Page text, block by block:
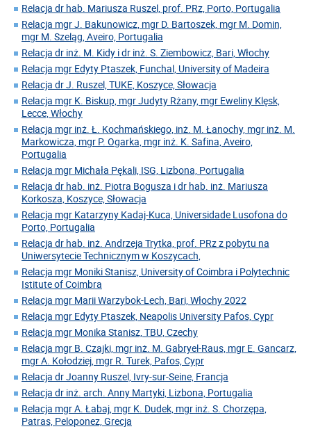
Relacja dr hab. Mariusza Ruszel, prof. PRz, Porto, Portugalia
Relacja mgr J. Bakunowicz, mgr D. Bartoszek, mgr M. Domin,
mgr M. Szeląg, Aveiro, Portugalia
Relacja dr inż. M. Kidy i dr inż. S. Ziembowicz, Bari, Włochy
Relacja mgr Edyty Ptaszek, Funchal, University of Madeira
Relacja dr J. Ruszel, TUKE, Koszyce, Słowacja
Relacja mgr K. Biskup, mgr Judyty Rżany, mgr Eweliny Klęsk,
Lecce, Włochy
Relacja mgr inż. Ł. Kochmańskiego, inż. M. Łanochy, mgr inż. M.
Markowicza, mgr P. Ogarka, mgr inż. K. Safina, Aveiro,
Portugalia
Relacja mgr Michała Pękali, ISG, Lizbona, Portugalia
Relacja dr hab. inż. Piotra Bogusza i dr hab. inż. Mariusza
Korkosza, Koszyce, Słowacja
Relacja mgr Katarzyny Kadaj-Kuca, Universidade Lusofona do
Porto, Portugalia
Relacja dr hab. inż. Andrzeja Trytka, prof. PRz z pobytu na
Uniwersytecie Technicznym w Koszycach,
Relacja mgr Moniki Stanisz, University of Coimbra i Polytechnic
Istitute of Coimbra
Relacja mgr Marii Warzybok-Lech, Bari, Włochy 2022
Relacja mgr Edyty Ptaszek, Neapolis University Pafos, Cypr
Relacja mgr Monika Stanisz, TBU, Czechy
Relacja mgr B. Czajki, mgr inż. M. Gabryel-Raus, mgr E. Gancarz,
mgr A. Kołodziej, mgr R. Turek, Pafos, Cypr
Relacja dr Joanny Ruszel, Ivry-sur-Seine, Francja
Relacja dr inż. arch. Anny Martyki, Lizbona, Portugalia
Relacja mgr A. Łabaj, mgr K. Dudek, mgr inż. S. Chorzępa,
Patras, Peloponez, Grecja